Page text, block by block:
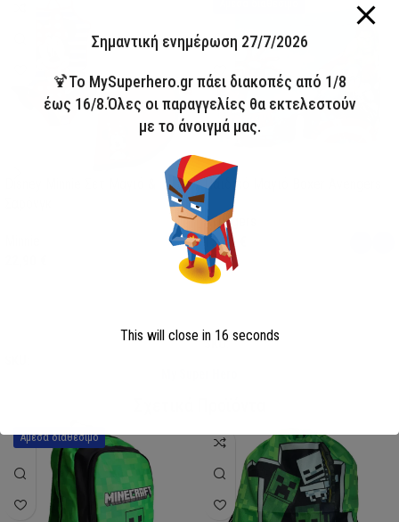
Παιδικό Μαγιό Boxer Avengers
Avengers
13,00
SKU: AVE23-0281
Άμεσα διαθέσιμο
Σημαντική ενημέρωση 27/7/2026
🍹Το MySuperhero.gr πάει διακοπές από 1/8
έως 16/8.Όλες οι παραγγελίες θα εκτελεστούν
με το άνοιγμά μας.
This will close in 16 seconds